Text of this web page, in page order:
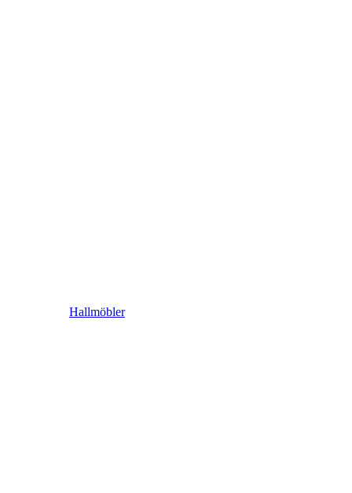
Hallmöbler